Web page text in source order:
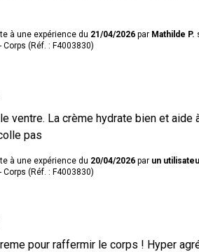
à une expérience du 21/04/2026 par Mathilde P.
(Réf. : F4003830)
ventre. La crème hydrate bien et
pas
à une expérience du 20/04/2026 par un
(Réf. : F4003830)
pour raffermir le corps ! Hyper